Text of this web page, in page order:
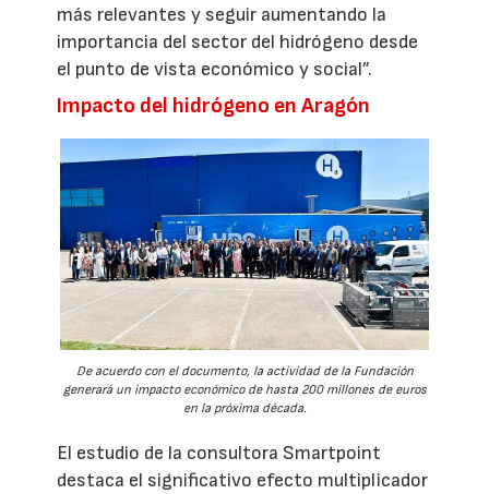
más relevantes y seguir aumentando la
importancia del sector del hidrógeno desde
el punto de vista económico y social”.
Impacto del hidrógeno en Aragón
De acuerdo con el documento, la actividad de la Fundación
generará un impacto económico de hasta 200 millones de euros
en la próxima década.
El estudio de la consultora Smartpoint
destaca el significativo efecto multiplicador